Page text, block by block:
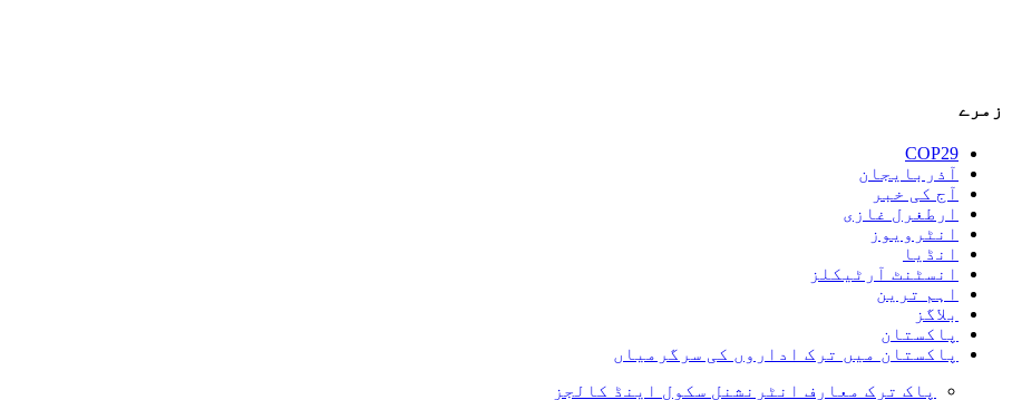
زمرے
COP29
آذربایجان
آج کی خبر
ارطغرل غازی
انٹرویوز
انڈیا
انسٹنٹ آرٹیکلز
اہم ترین
بلاگز
پاکستان
پاکستان میں ترک اداروں کی سرگرمیاں
پاک ترک معارف انٹرنشنل سکول اینڈ کالجز